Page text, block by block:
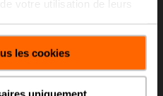
votre utilisation de leurs
les cookies